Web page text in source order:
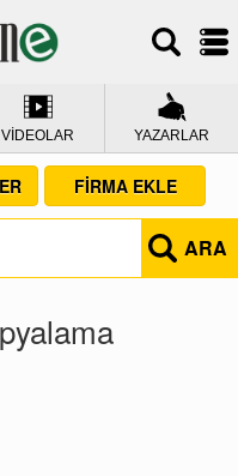
VİDEOLAR YAZARLAR
FİRMA EKLE
ARA